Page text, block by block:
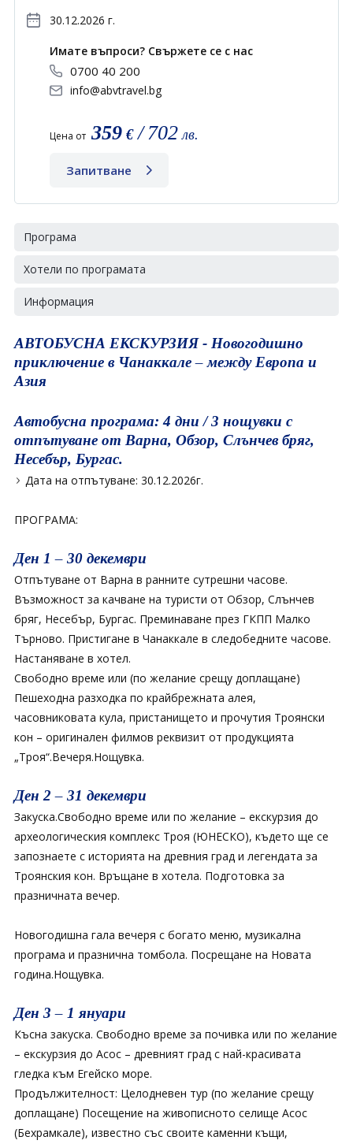
30.12.2026 г.
Имате въпроси? Свържете се с нас
0700 40 200
info@abvtravel.bg
Цена от 359 €/702 лв.
Запитване
Програма
Хотели по програмата
Информация
АВТОБУСНА ЕКСКУРЗИЯ - Новогодишно
приключение в Чанаккале – между Европа и
Азия
Автобусна програма: 4 дни / 3 нощувки с
отпътуване от Варна, Обзор, Слънчев бряг,
Несебър, Бургас.
Дата на отпътуване: 30.12.2026г.
ПРОГРАМА:
Ден 1 – 30 декември
Отпътуване от Варна в ранните сутрешни часове.
Възможност за качване на туристи от Обзор, Слънчев
бряг, Несебър, Бургас. Преминаване през ГКПП Малко
Търново. Пристигане в Чанаккале в следобедните часове.
Настаняване в хотел.
Свободно време или (по желание срещу доплащане)
Пешеходна разходка по крайбрежната алея,
часовниковата кула, пристанището и прочутия Троянски
кон – оригинален филмов реквизит от продукцията
„Троя“.Вечеря.Нощувка.
Ден 2 – 31 декември
Закуска.Свободно време или по желание – екскурзия до
археологическия комплекс Троя (ЮНЕСКО), където ще се
запознаете с историята на древния град и легендата за
Троянския кон. Връщане в хотела. Подготовка за
празничната вечер.
Новогодишна гала вечеря с богато меню, музикална
програма и празнична томбола. Посрещане на Новата
година.Нощувка.
Ден 3 – 1 януари
Късна закуска. Свободно време за почивка или по желание
– екскурзия до Асос – древният град с най-красивата
гледка към Егейско море.
Продължителност: Целодневен тур (по желание срещу
доплащане) Посещение на живописното селище Асос
(Бехрамкале), известно със своите каменни къщи,